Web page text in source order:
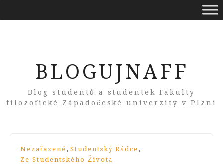
BLOGUJNAFF
Blog studentů a studentek Fakulty
filozofické Západočeské univerzity v Plzni
Nezařazené , Studentský Rádce ,
Ze Studentského Života